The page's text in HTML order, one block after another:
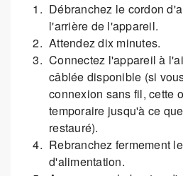
Débranchez le cordon
l'arrière de l'appareil.
Attendez dix minutes.
Connectez l'appareil à
câblée disponible (si
connexion sans fil, cette
temporaire jusqu'à ce
restauré).
Rebranchez fermement
d'alimentation.